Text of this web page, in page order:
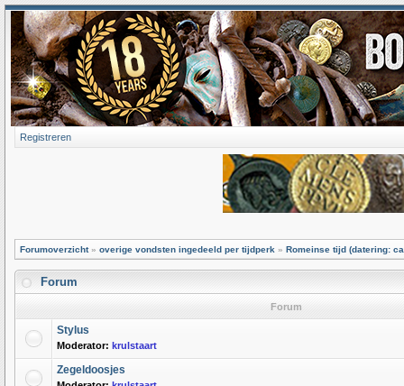
Registreren
Forumoverzicht» overige vondsten ingedeeld per tijdperk » Romeinse tijd (datering:
Forum
Forum
Stylus
Moderator: krulstaart
Zegeldoosjes